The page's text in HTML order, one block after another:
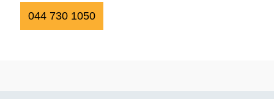
044 730 1050